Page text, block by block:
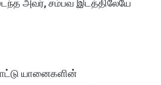
அவர், சம்பவ இடத்திலேயே
யானைகளின்